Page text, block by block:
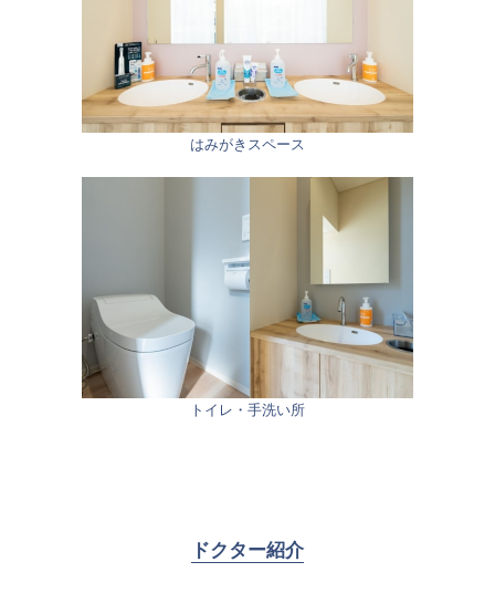
はみがきスペース
トイレ・手洗い所
ドクター紹介